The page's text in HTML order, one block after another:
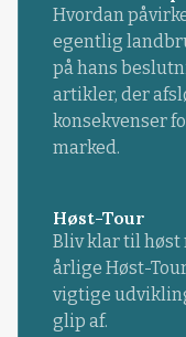
Hvordan
egentlig
på hans
artikler, der
konsekvenser
marked.
Høst-Tour
Bliv klar til høst
årlige Høst-
vigtige
glip af.